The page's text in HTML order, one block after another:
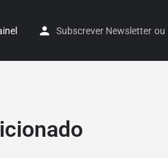
Subscrever Newsletter ou